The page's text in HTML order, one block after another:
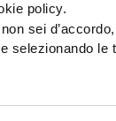
policy.
sei
selezionando le
PUBBLICITÀ
Tel +